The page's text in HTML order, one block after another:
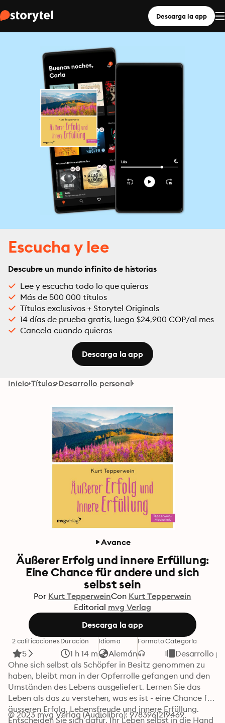
Descarga la app
Escucha y lee
Descubre un mundo infinito de historias
Lee y escucha todo lo que quieras
Más de 500 000 títulos
Títulos exclusivos + Storytel Originals
14 días de prueba gratis, luego $24,900 COP/al mes
Cancela cuando quieras
Descarga la app
Inicio Títulos Desarrollo personal
Avance
Äußerer Erfolg und innere Erfüllung:
Eine Chance für andere und sich
selbst sein
Por Kurt TepperweinCon Kurt Tepperwein
Editorial mvg Verlag
Descarga la app
2 calificaciones
5
Duración
1 h 14 m
Idioma
Alemán
FormatoCategoría
Desarrollo
Ohne sich selbst als Schöpfer in Besitz genommen zu
haben, bleibt man in der Opferrolle gefangen und den
Umständen des Lebens ausgeliefert. Lernen Sie das
Leben als das zu verstehen, was es ist - eine Chance für
äusseren Erfolg, Lebensfreude und innere Erfüllung.
Entscheiden Sie sich dafür, Ihr Leben selbst in die Hand
© 2023 mvg Verlag (Audiolibro): 9783961219469